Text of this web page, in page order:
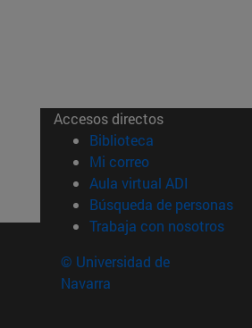
Accesos directos
Biblioteca (abre en
Mi correo(abre en nueva
Aula virtual ADI (abre en
Búsqueda de personas
Trabaja con nosotros
© Universidad de
Navarra